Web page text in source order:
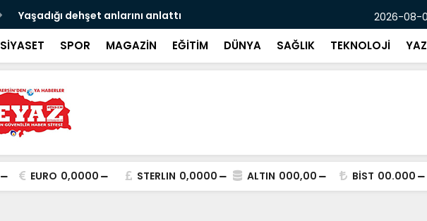
Otomobil park halindeki araca çarptı: 5 yaralı Pasajda
2026-08-
SİYASET SPOR MAGAZİN EĞİTİM DÜNYA SAĞLIK TEKNOLOJİ
EURO 0,0000 STERLIN 0,0000 ALTIN 000,00 BİST 00.000